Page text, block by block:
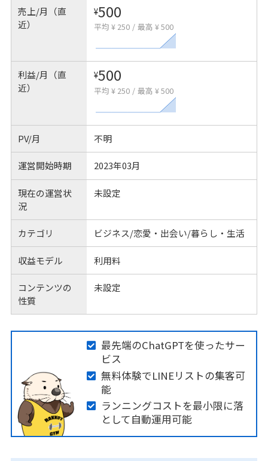
売上/月（直
近）
¥500
平均 ¥ 250 / 最高 ¥ 500
利益/月（直
近）
¥500
平均 ¥ 250 / 最高 ¥ 500
PV/月 不明
運営開始時期 2023年03月
現在の運営状
況
未設定
カテゴリ ビジネス/恋愛・出会い/暮らし・生活
収益モデル 利用料
コンテンツの
性質
未設定
最先端のChatGPTを使ったサー
ビス
無料体験でLINEリストの集客可
能
ランニングコストを最小限に落
として自動運用可能